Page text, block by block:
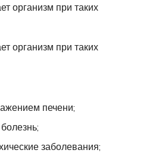
организм при таких
организм при таких
печени;
заболевания;